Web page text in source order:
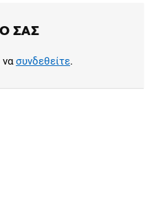
ΣΑΣ
νασυνδεθείτε.